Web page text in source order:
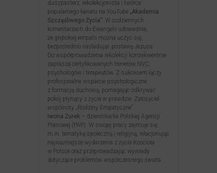
duszpasterz, rekolekcjonista i twórca
popularnego kanału na YouTube „Akademia
Szczęśliwego Życia” . W codziennych
komentarzach do Ewangelii udowadnia,
że głębokiej empatii można uczyć się,
bezpośrednio naśladując postawę Jezusa.
Do współprowadzenia rekolekcji konsekwentnie
zaprasza certyfikowanych trenerów NVC,
psychologów i terapeutów. Z sukcesem łączy
profesjonalne wsparcie psychologiczne
z formacją duchową, pomagając odkrywać
pokój płynący z życia w prawdzie. Założyciel
wspólnoty „Rodziny Empatyczne”.
Iwona Żurek – dziennikarka Polskiej Agencji
Prasowej (PAP). W swojej pracy zajmuje się
m.in. tematyką społeczną i religijną, relacjonując
najważniejsze wydarzenia z życia Kościoła
w Polsce oraz przeprowadzając wywiady
dotyczące problemów współczesnego świata.